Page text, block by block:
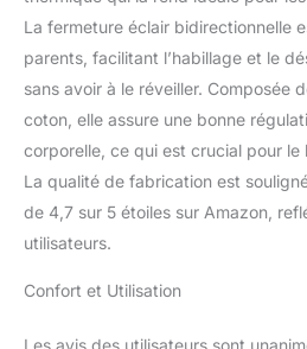
La fermeture éclair bidirectionnelle
parents, facilitant l’habillage et le
sans avoir à le réveiller. Composée
coton, elle assure une bonne
corporelle, ce qui est crucial pour
La qualité de fabrication est
de 4,7 sur 5 étoiles sur Amazon,
utilisateurs.
Confort et Utilisation